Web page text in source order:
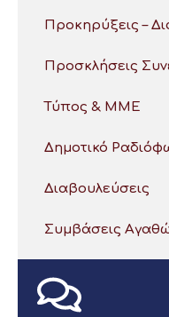
Προκηρύξεις –
Προσκλήσεις
Τύπος & ΜΜΕ
Δημοτικό
Διαβουλεύσεις
Συμβάσεις